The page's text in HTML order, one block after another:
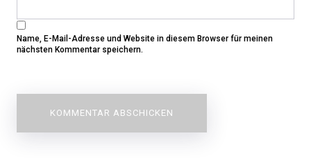
Name, E-Mail-Adresse und Website in diesem Browser für meinen
nächsten Kommentar speichern.